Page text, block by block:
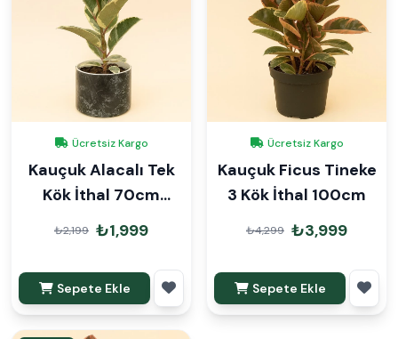
Ücretsiz Kargo
Kauçuk Alacalı Tek
Kök İthal 70cm
Dekoratif Saksılı
₺2,199 ₺1,999
Sepete Ekle
Ücretsiz Kargo
Kauçuk Ficus Tineke
3 Kök İthal 100cm
₺4,299 ₺3,999
Sepete Ekle